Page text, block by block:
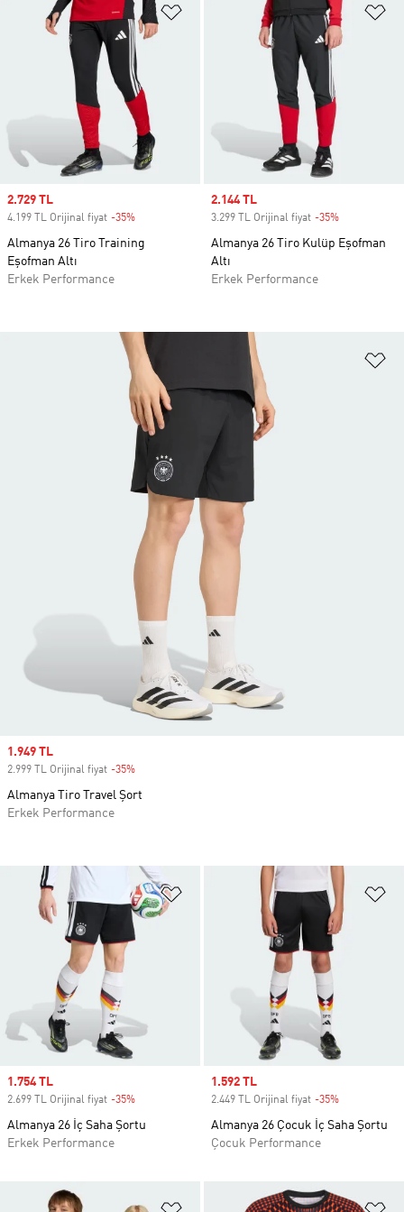
Favori Listesine Ekle
Sale price
2.729 TL
4.199 TL Orijinal fiyat -35%
Almanya 26 Tiro Training
Eşofman Altı
Erkek Performance
Sale price
2.144 TL
3.299 TL Orijinal fiyat -35%
Almanya 26 Tiro Kulüp Eşofman
Altı
Erkek Performance
Favori Listesine Ekle
Sale price
1.754 TL
2.699 TL Orijinal fiyat -35%
Almanya 26 İç Saha Şortu
Erkek Performance
Sale price
1.592 TL
2.449 TL Orijinal fiyat -35%
Almanya 26 Çocuk İç Saha Şortu
Çocuk Performance
Favori Listesine Ekle
Sale price
1.949 TL
2.999 TL Orijinal fiyat -35%
Almanya Tiro Travel Şort
Erkek Performance